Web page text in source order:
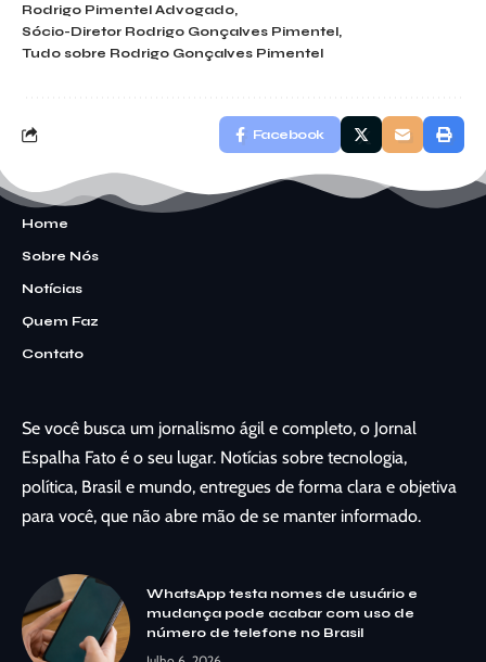
Rodrigo Pimentel Advogado
Sócio-Diretor Rodrigo Gonçalves Pimentel
Tudo sobre Rodrigo Gonçalves Pimentel
Facebook
Home
Sobre Nós
Notícias
Quem Faz
Contato
Se você busca um jornalismo ágil e completo, o Jornal
Espalha Fato é o seu lugar. Notícias sobre tecnologia,
política, Brasil e mundo, entregues de forma clara e objetiva
para você, que não abre mão de se manter informado.
WhatsApp testa nomes de usuário e
mudança pode acabar com uso de
número de telefone no Brasil